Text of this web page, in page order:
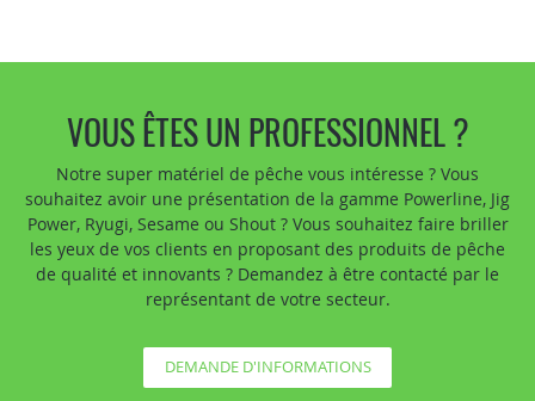
VOUS ÊTES UN PROFESSIONNEL ?
Notre super matériel de pêche vous intéresse ? Vous
souhaitez avoir une présentation de la gamme Powerline, Jig
Power, Ryugi, Sesame ou Shout ? Vous souhaitez faire briller
les yeux de vos clients en proposant des produits de pêche
de qualité et innovants ? Demandez à être contacté par le
représentant de votre secteur.
DEMANDE D'INFORMATIONS